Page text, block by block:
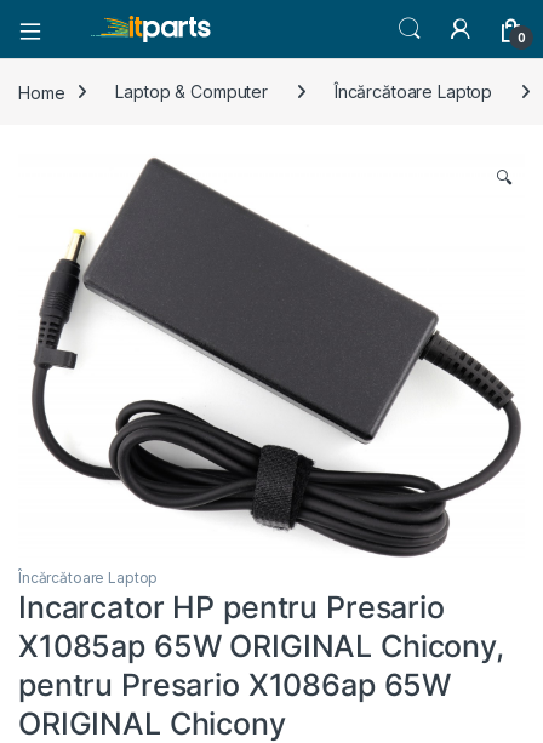
0
Home Laptop & Computer Încărcătoare Laptop
🔍
Încărcătoare Laptop
Incarcator HP pentru Presario
X1085ap 65W ORIGINAL Chicony,
pentru Presario X1086ap 65W
ORIGINAL Chicony